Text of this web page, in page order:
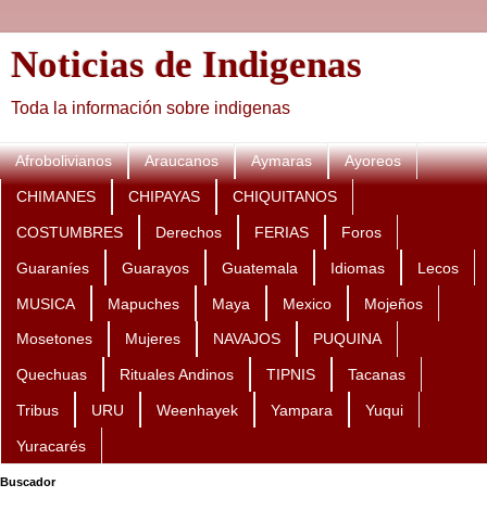
Noticias de Indigenas
Toda la información sobre indigenas
Afrobolivianos Araucanos Aymaras Ayoreos
CHIMANES CHIPAYAS CHIQUITANOS
COSTUMBRES Derechos FERIAS Foros
Guaraníes Guarayos Guatemala Idiomas Lecos
MUSICA Mapuches Maya Mexico Mojeños
Mosetones Mujeres NAVAJOS PUQUINA
Quechuas Rituales Andinos TIPNIS Tacanas
Tribus URU Weenhayek Yampara Yuqui
Yuracarés
Buscador